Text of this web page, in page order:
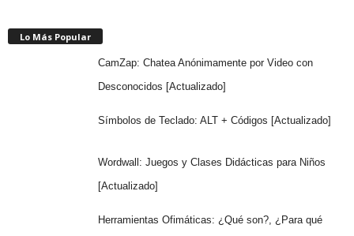
Lo Más Popular
CamZap: Chatea Anónimamente por Video con
Desconocidos [Actualizado]
Símbolos de Teclado: ALT + Códigos [Actualizado]
Wordwall: Juegos y Clases Didácticas para Niños
[Actualizado]
Herramientas Ofimáticas: ¿Qué son?, ¿Para qué